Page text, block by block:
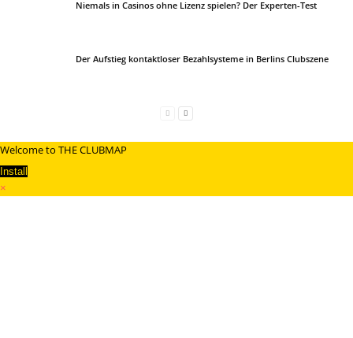
Niemals in Casinos ohne Lizenz spielen? Der Experten-Test
Der Aufstieg kontaktloser Bezahlsysteme in Berlins Clubszene
Welcome to THE CLUBMAP
Install
×